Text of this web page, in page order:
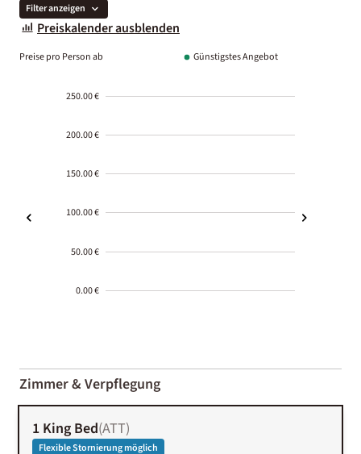
Filter anzeigen
Preiskalender ausblenden
Preise pro Person ab Günstigstes Angebot
250.00 €
200.00 €
150.00 €
100.00 €
50.00 €
0.00 €
01-02
Zimmer & Verpflegung
1 King Bed(ATT)
Flexible Stornierung möglich